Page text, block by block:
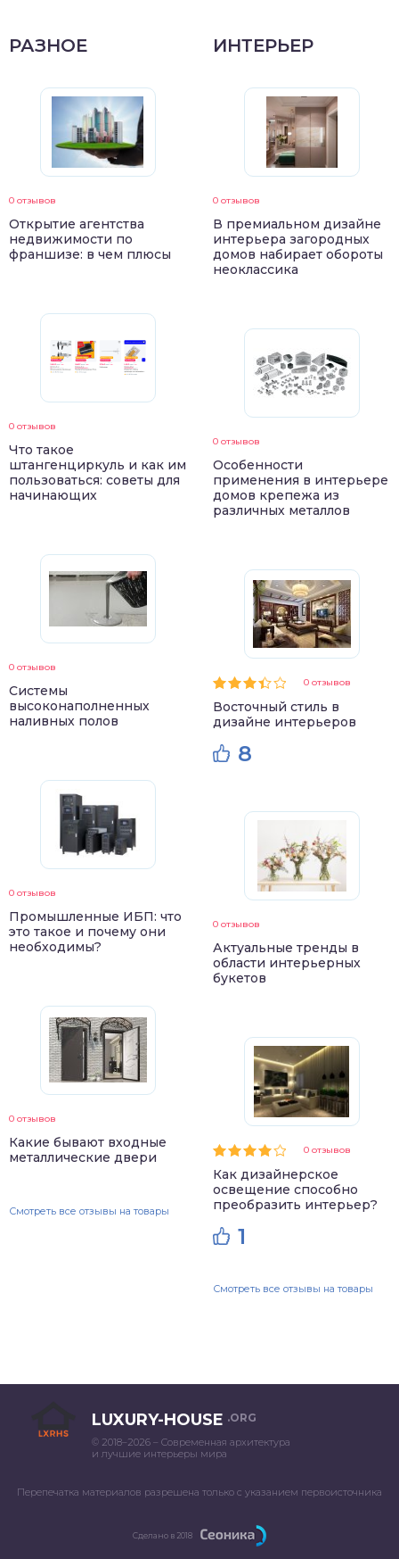
РАЗНОЕ
0 отзывов
Открытие агентства
недвижимости по
франшизе: в чем плюсы
0 отзывов
Что такое
штангенциркуль и как им
пользоваться: советы для
начинающих
0 отзывов
Системы
высоконаполненных
наливных полов
0 отзывов
Промышленные ИБП: что
это такое и почему они
необходимы?
0 отзывов
Какие бывают входные
металлические двери
Смотреть все отзывы на товары
ИНТЕРЬЕР
0 отзывов
В премиальном дизайне
интерьера загородных
домов набирает обороты
неоклассика
0 отзывов
Особенности
применения в интерьере
домов крепежа из
различных металлов
0 отзывов
Восточный стиль в
дизайне интерьеров
8
0 отзывов
Актуальные тренды в
области интерьерных
букетов
0 отзывов
Как дизайнерское
освещение способно
преобразить интерьер?
1
Смотреть все отзывы на товары
LUXURY-HOUSE .ORG
© 2018–2026 – Современная архитектура
и лучшие интерьеры мира
Перепечатка материалов разрешена только с указанием первоисточника
Сделано в 2018